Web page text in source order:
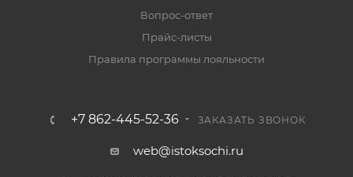
Вопрос-ответ
Прайс-листы
Правила программы лояльности
+7 862-445-52-36 ЗАКАЗАТЬ ЗВОНОК
web@istoksochi.ru